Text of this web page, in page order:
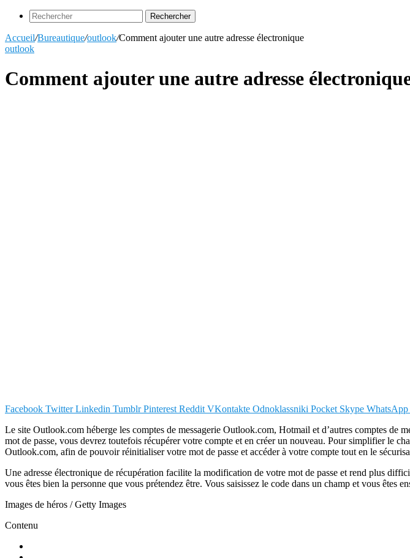
Rechercher
Accueil/Bureautique/outlook/Comment ajouter une autre adresse électronique
outlook
Comment ajouter une autre adresse
Facebook Twitter Linkedin Tumblr Pinterest Reddit VKontakte Odnoklassniki Pocket Skype WhatsApp
Le site Outlook.com héberge les comptes de messagerie Outlook.com, Hotmail et d’autres comptes de
mot de passe, vous devrez toutefois récupérer votre compte et en créer un nouveau. Pour simplifier le
Outlook.com, afin de pouvoir réinitialiser votre mot de passe et accéder à votre compte tout en le
Une adresse électronique de récupération facilite la modification de votre mot de passe et rend plus
vous êtes bien la personne que vous prétendez être. Vous saisissez le code dans un champ et vous
Images de héros / Getty Images
Contenu